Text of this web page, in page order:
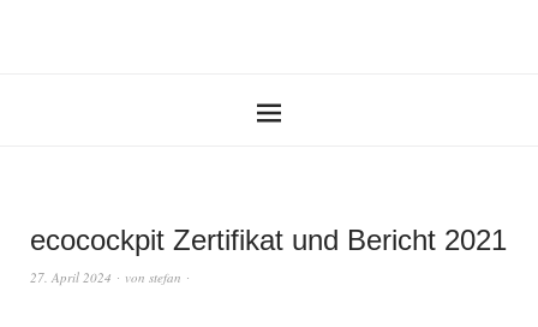
ecocockpit Zertifikat und Bericht 2021
27. April 2024 von stefan